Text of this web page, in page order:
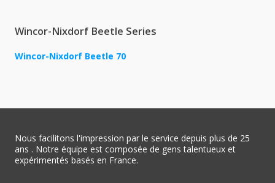
Wincor-Nixdorf Beetle Series
Wincor-Nixdorf Beetle 70
Nous facilitons l'impression par le service depuis plus de 25
ans . Notre équipe est composée de gens talentueux et
expérimentés basés en France.